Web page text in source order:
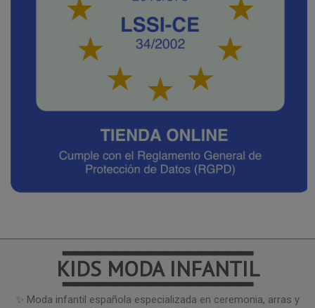
━━━━━━━━━━━━━━━
KIDS MODA INFANTIL
━━━━━━━━━━━━━━━
✨ Moda infantil española especializada en ceremonia, arras y